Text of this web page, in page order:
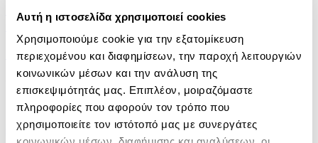
Αυτή η ιστοσελίδα χρησιμοποιεί cookies
Χρησιμοποιούμε cookie για την εξατομίκευση
περιεχομένου και διαφημίσεων, την παροχή λειτουργιών
κοινωνικών μέσων και την ανάλυση της
επισκεψιμότητάς μας. Επιπλέον, μοιραζόμαστε
πληροφορίες που αφορούν τον τρόπο που
χρησιμοποιείτε τον ιστότοπό μας με συνεργάτες
Μια υπόθεση για τον ντετέκτιβ Κλουζ 8: Η
παγίδα της μοτσαρέλας
Jurgen Banscherus
6.99€